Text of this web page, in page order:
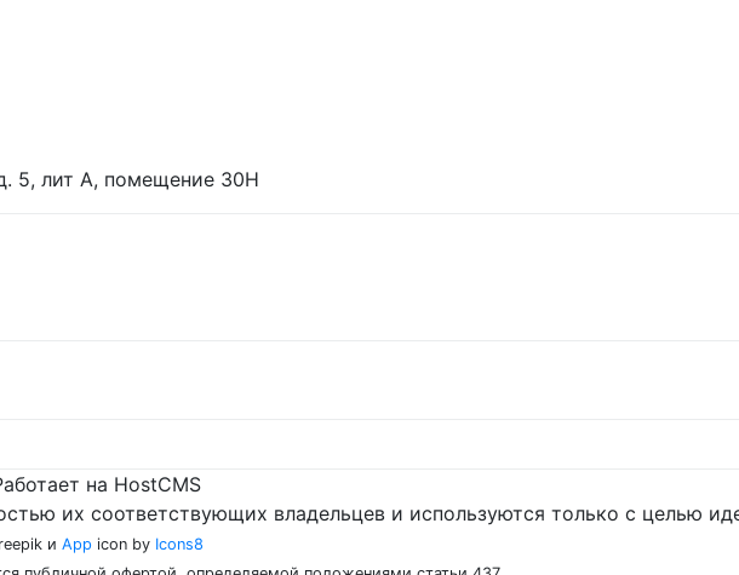
5, лит А, помещение 30Н
на HostCMS
их соответствующих владельцев и используются только с целью
и App icon by Icons8